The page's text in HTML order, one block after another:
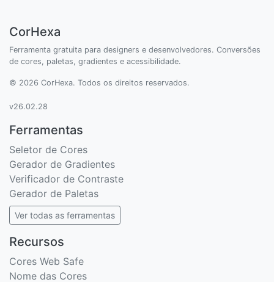
CorHexa
Ferramenta gratuita para designers e desenvolvedores. Conversões
de cores, paletas, gradientes e acessibilidade.
© 2026 CorHexa. Todos os direitos reservados.
v26.02.28
Ferramentas
Seletor de Cores
Gerador de Gradientes
Verificador de Contraste
Gerador de Paletas
Ver todas as ferramentas
Recursos
Cores Web Safe
Nome das Cores